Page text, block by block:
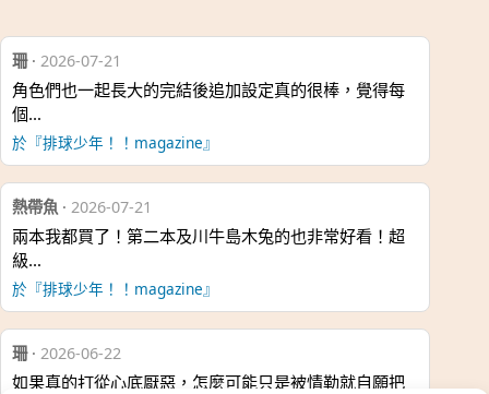
珊· 2026-07-21
角色們也一起長大的完結後追加設定真的很棒，覺得每
個…
於『排球少年！！magazine』
熱帶魚 · 2026-07-21
兩本我都買了！第二本及川牛島木兔的也非常好看！超
級…
於『排球少年！！magazine』
珊· 2026-06-22
如果真的打從心底厭惡，怎麼可能只是被情勒就自願把